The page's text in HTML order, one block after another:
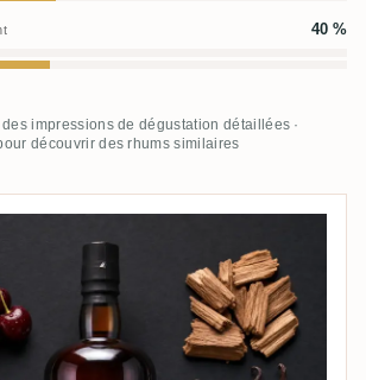
40 %
impressions de dégustation détaillées ·
découvrir des rhums similaires